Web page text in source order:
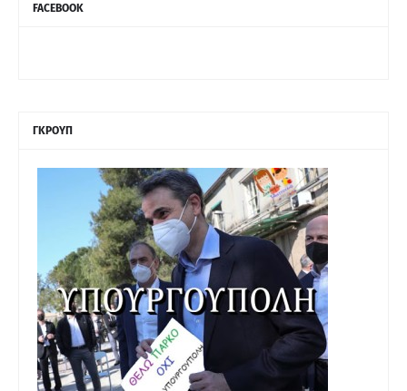
FACEBOOK
ΓΚΡΟΥΠ